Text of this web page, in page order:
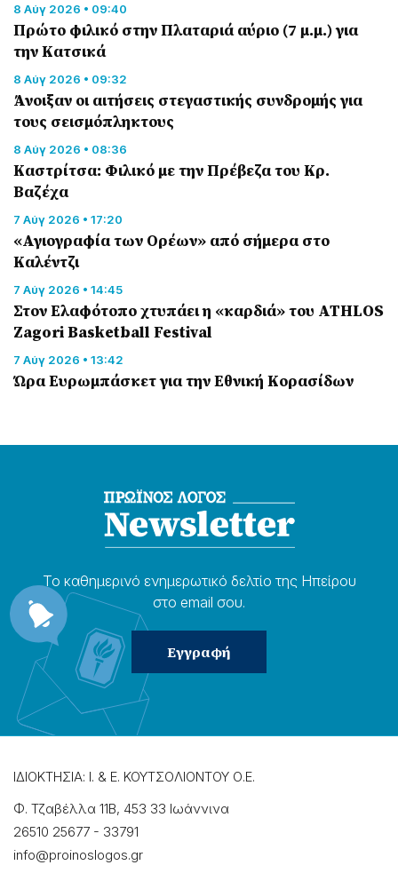
8 Αύγ 2026 • 09:40
Πρώτο φιλικό στην Πλαταριά αύριο (7 μ.μ.) για
την Κατσικά
8 Αύγ 2026 • 09:32
Άνοιξαν οι αιτήσεις στεγαστικής συνδρομής για
τους σεισμόπληκτους
8 Αύγ 2026 • 08:36
Καστρίτσα: Φιλικό με την Πρέβεζα του Κρ.
Βαζέχα
7 Αύγ 2026 • 17:20
«Αγιογραφία των Ορέων» από σήμερα στο
Καλέντζι
7 Αύγ 2026 • 14:45
Στον Ελαφότοπο χτυπάει η «καρδιά» του ATHLOS
Zagori Basketball Festival
7 Αύγ 2026 • 13:42
Ώρα Ευρωμπάσκετ για την Εθνική Κορασίδων
Το καθημερɩνό ενημερωτɩκό δελτίο της Ηπείρου
στο email σου.
ΙΔΙΟΚΤΗΣΙΑ: Ι. & Ε. ΚΟΥΤΣΟΛΙΟΝΤΟΥ Ο.Ε.
Φ. Τζαβέλλα 11Β, 453 33 Ιωάννɩνα
26510 25677 - 33791
info@proinoslogos.gr